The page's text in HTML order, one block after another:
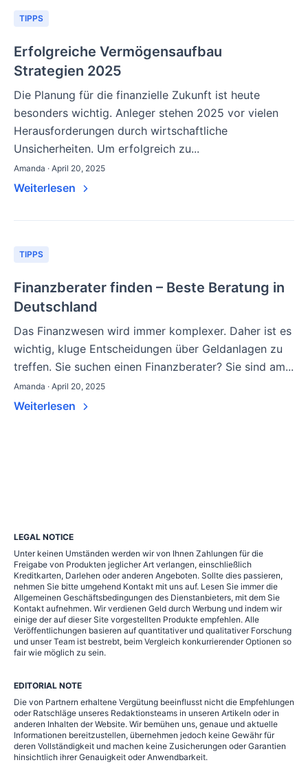
TIPPS
Erfolgreiche Vermögensaufbau
Strategien 2025
Die Planung für die finanzielle Zukunft ist heute
besonders wichtig. Anleger stehen 2025 vor vielen
Herausforderungen durch wirtschaftliche
Unsicherheiten. Um erfolgreich zu...
Amanda · April 20, 2025
Weiterlesen
TIPPS
Finanzberater finden – Beste Beratung in
Deutschland
Das Finanzwesen wird immer komplexer. Daher ist es
wichtig, kluge Entscheidungen über Geldanlagen zu
treffen. Sie suchen einen Finanzberater? Sie sind am...
Amanda · April 20, 2025
Weiterlesen
LEGAL NOTICE
Unter keinen Umständen werden wir von Ihnen Zahlungen für die
Freigabe von Produkten jeglicher Art verlangen, einschließlich
Kreditkarten, Darlehen oder anderen Angeboten. Sollte dies passieren,
nehmen Sie bitte umgehend Kontakt mit uns auf. Lesen Sie immer die
Allgemeinen Geschäftsbedingungen des Dienstanbieters, mit dem Sie
Kontakt aufnehmen. Wir verdienen Geld durch Werbung und indem wir
einige der auf dieser Site vorgestellten Produkte empfehlen. Alle
Veröffentlichungen basieren auf quantitativer und qualitativer Forschung
und unser Team ist bestrebt, beim Vergleich konkurrierender Optionen so
fair wie möglich zu sein.
EDITORIAL NOTE
Die von Partnern erhaltene Vergütung beeinflusst nicht die Empfehlungen
oder Ratschläge unseres Redaktionsteams in unseren Artikeln oder in
anderen Inhalten der Website. Wir bemühen uns, genaue und aktuelle
Informationen bereitzustellen, übernehmen jedoch keine Gewähr für
deren Vollständigkeit und machen keine Zusicherungen oder Garantien
hinsichtlich ihrer Genauigkeit oder Anwendbarkeit.